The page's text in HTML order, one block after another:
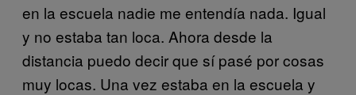
en la escuela nadie me entendía nada. Igual
y no estaba tan loca. Ahora desde la
distancia puedo decir que sí pasé por cosas
muy locas. Una vez estaba en la escuela y